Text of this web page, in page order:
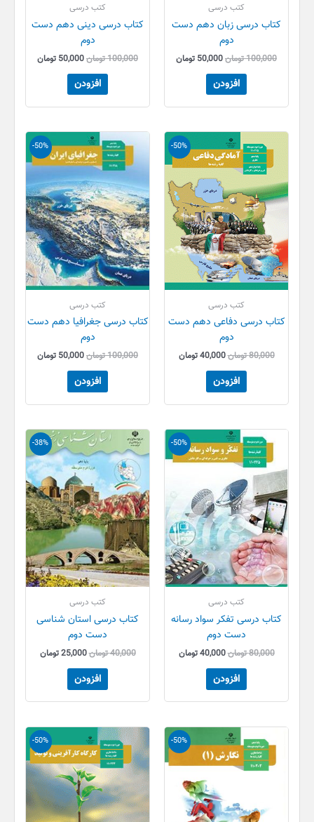
کتب درسی
کتاب درسی زبان دهم دست
دوم
100,000تومان50,000 تومان
افزودن
کتب درسی
کتاب درسی دینی دهم دست
دوم
100,000تومان50,000 تومان
افزودن
-50%
کتب درسی
کتاب درسی دفاعی دهم دست
دوم
80,000تومان
اصلی
80,000 تومان
بود.
40,000تومان
قیمت
فعلی
40,000 تومان
است.
افزودن
-50%
کتب درسی
کتاب درسی جغرافیا دهم دست
دوم
100,000تومان
اصلی
100,000 تومان
بود.
50,000 تومان
قیمت
فعلی
است.
افزودن
-50%
کتب درسی
کتاب درسی تفکر سواد رسانه
دست دوم
80,000تومان
قیمت
اصلی
80,000 تومان
بود.
40,000تومان
قیمت
فعلی
40,000 تومان
است.
افزودن
-38%
کتب درسی
کتاب درسی استان شناسی
دست دوم
40,000تومان
قیمت
اصلی
40,000 تومان
بود.
25,000تومان
قیمت
فعلی
است.
افزودن
-50%
قیمت
اصلی
80,000 تومان
بود.
قیمت
فعلی
40,000 تومان
است.
-50%
قیمت
اصلی
80,000 تومان
بود.
قیمت
فعلی
است.